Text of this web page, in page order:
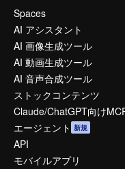
Spaces
AI アシスタント
AI 画像生成ツール
AI 動画生成ツール
AI 音声合成ツール
ストックコンテンツ
Claude/ChatGPT向け
エージェント 新規
API
モバイルアプリ